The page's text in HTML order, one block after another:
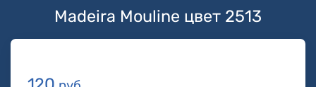
Madeira Mouline цвет 2513